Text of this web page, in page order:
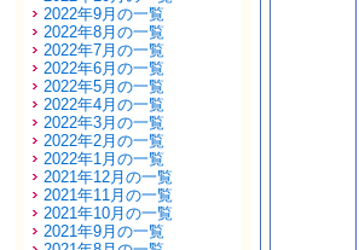
2022年9月の一覧
2022年8月の一覧
2022年7月の一覧
2022年6月の一覧
2022年5月の一覧
2022年4月の一覧
2022年3月の一覧
2022年2月の一覧
2022年1月の一覧
2021年12月の一覧
2021年11月の一覧
2021年10月の一覧
2021年9月の一覧